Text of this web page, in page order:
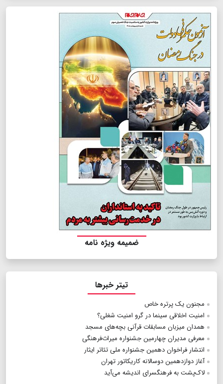
ضمیمه ویژه نامه
تیتر خبرها
مجنون یک پرتره خاص
امنیت اخلاقی سینما در گرو امنیت شغلی؟
همدان میزبان مسابقات قرآنی بچه‌های مسجد
معرفی مدیران چهارمین جشنواره میراث‌فرهنگی
انتشار فراخوان دهمین جشنواره ملی تئاتر ایثار
آغاز دوازدهمین دوسالانه کاریکاتور تهران
لاک‌پشت به فرهنگسرای اندیشه می‌آید